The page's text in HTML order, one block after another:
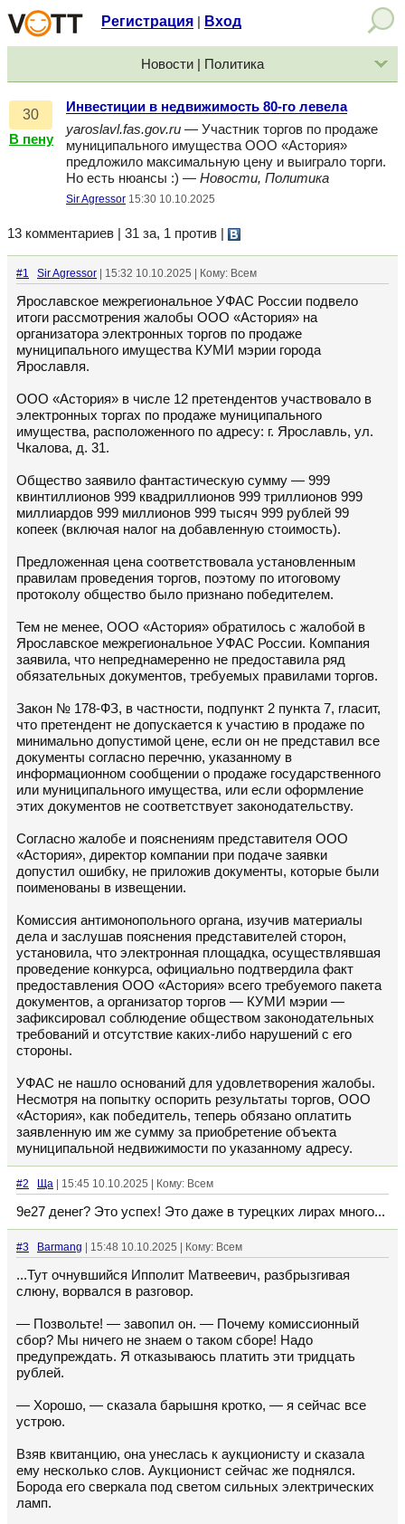
Регистрация Вход
Новости | Политика
30
В пену
Инвестиции в недвижимость 80-го левела
yaroslavl.fas.gov.ru — Участник торгов по продаже
муниципального имущества ООО «Астория»
предложило максимальную цену и выиграло торги.
Но есть нюансы :) — Новости, Политика
Sir Agressor 15:30 10.10.2025
13 комментариев | 31 за, 1 против
#1 Sir Agressor | 15:32 10.10.2025 | Кому: Всем
Ярославское межрегиональное УФАС России подвело
итоги рассмотрения жалобы ООО «Астория» на
организатора электронных торгов по продаже
муниципального имущества КУМИ мэрии города
Ярославля.
ООО «Астория» в числе 12 претендентов участвовало в
электронных торгах по продаже муниципального
имущества, расположенного по адресу: г. Ярославль, ул.
Чкалова, д. 31.
Общество заявило фантастическую сумму — 999
квинтиллионов 999 квадриллионов 999 триллионов 999
миллиардов 999 миллионов 999 тысяч 999 рублей 99
копеек (включая налог на добавленную стоимость).
Предложенная цена соответствовала установленным
правилам проведения торгов, поэтому по итоговому
протоколу общество было признано победителем.
Тем не менее, ООО «Астория» обратилось с жалобой в
Ярославское межрегиональное УФАС России. Компания
заявила, что непреднамеренно не предоставила ряд
обязательных документов, требуемых правилами торгов.
Закон № 178-ФЗ, в частности, подпункт 2 пункта 7, гласит,
что претендент не допускается к участию в продаже по
минимально допустимой цене, если он не представил все
документы согласно перечню, указанному в
информационном сообщении о продаже государственного
или муниципального имущества, или если оформление
этих документов не соответствует законодательству.
Согласно жалобе и пояснениям представителя ООО
«Астория», директор компании при подаче заявки
допустил ошибку, не приложив документы, которые были
поименованы в извещении.
Комиссия антимонопольного органа, изучив материалы
дела и заслушав пояснения представителей сторон,
установила, что электронная площадка, осуществлявшая
проведение конкурса, официально подтвердила факт
предоставления ООО «Астория» всего требуемого пакета
документов, а организатор торгов — КУМИ мэрии —
зафиксировал соблюдение обществом законодательных
требований и отсутствие каких-либо нарушений с его
стороны.
УФАС не нашло оснований для удовлетворения жалобы.
Несмотря на попытку оспорить результаты торгов, ООО
«Астория», как победитель, теперь обязано оплатить
заявленную им же сумму за приобретение объекта
муниципальной недвижимости по указанному адресу.
#2 Ща | 15:45 10.10.2025 | Кому: Всем
9е27 денег? Это успех! Это даже в турецких лирах много...
#3 Barmang | 15:48 10.10.2025 | Кому: Всем
...Тут очнувшийся Ипполит Матвеевич, разбрызгивая
слюну, ворвался в разговор.
— Позвольте! — завопил он. — Почему комиссионный
сбор? Мы ничего не знаем о таком сборе! Надо
предупреждать. Я отказываюсь платить эти тридцать
рублей.
— Хорошо, — сказала барышня кротко, — я сейчас все
устрою.
Взяв квитанцию, она унеслась к аукционисту и сказала
ему несколько слов. Аукционист сейчас же поднялся.
Борода его сверкала под светом сильных электрических
ламп.